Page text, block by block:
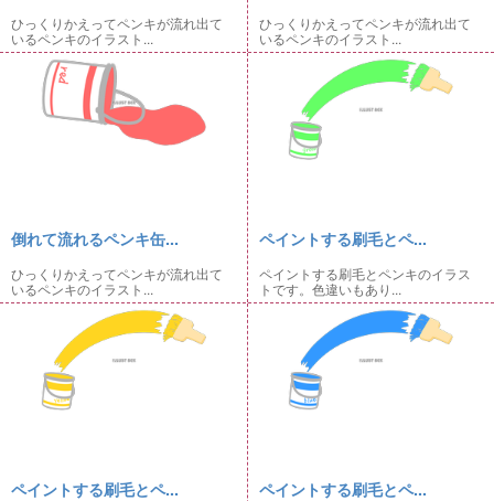
ひっくりかえってペンキが流れ出て
いるペンキのイラスト...
ひっくりかえってペンキが流れ出て
いるペンキのイラスト...
倒れて流れるペンキ缶...
ひっくりかえってペンキが流れ出て
いるペンキのイラスト...
ペイントする刷毛とペ...
ペイントする刷毛とペンキのイラス
トです。色違いもあり...
ペイントする刷毛とペ... ペイントする刷毛とペ...